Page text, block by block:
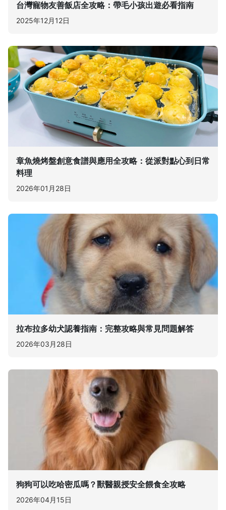
台灣寵物友善飯店全攻略：帶毛小孩出遊必看指南
2025年12月12日
章魚燒烤盤創意食譜與應用全攻略：從派對點心到日常
料理
2026年01月28日
拉布拉多幼犬認養指南：完整攻略與常見問題解答
2026年03月28日
狗狗可以吃哈密瓜嗎？獸醫親授安全餵食全攻略
2026年04月15日